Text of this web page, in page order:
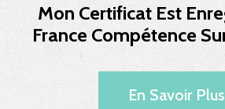
Mon Certificat Est
France Compétence
En Savoir Plus